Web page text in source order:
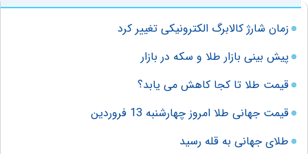
زمان شارژ کالابرگ الکترونیکی تغییر کرد
پیش بینی بازار طلا و سکه در بازار
قیمت طلا تا کجا کاهش می یابد؟
قیمت جهانی طلا امروز چهارشنبه 13 فروردین
طلای جهانی به قله رسید